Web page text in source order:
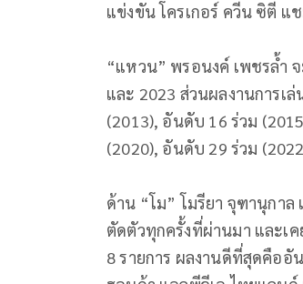
แข่งขัน โครเกอร์ ควีน ซิตี
“แหวน” พรอนงค์ เพชรล้ำ
และ 2023 ส่วนผลงานการเ
(2013), อันดับ 16 ร่วม
(2020), อันดับ 29 ร่วม
ด้าน “โม” โมรียา จุฑานุกาล
ตัดตัวทุกครั้งที่ผ่านมา และเ
8 รายการ ผลงานดีที่สุดคือ